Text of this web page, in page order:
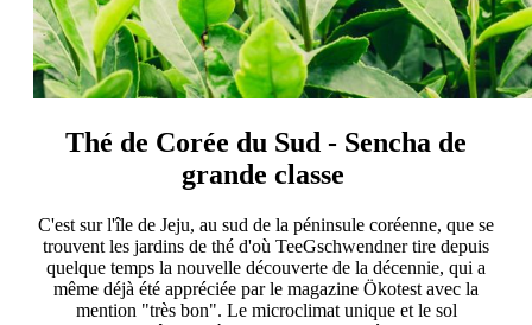
Thé de Corée du Sud - Sencha de
grande classe
C'est sur l'île de Jeju, au sud de la péninsule coréenne, que se
trouvent les jardins de thé d'où TeeGschwendner tire depuis
quelque temps la nouvelle découverte de la décennie, qui a
même déjà été appréciée par le magazine Ökotest avec la
mention "très bon". Le microclimat unique et le sol